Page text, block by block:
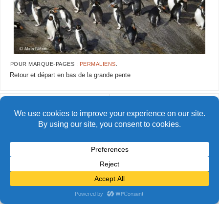
POUR MARQUE-PAGES : PERMALIENS
Retour et départ en bas de la grande pente
© Alain Bidart (2026) - Tous droits réservés
FIÈREMENT PROPULSÉ PARPARABOLA